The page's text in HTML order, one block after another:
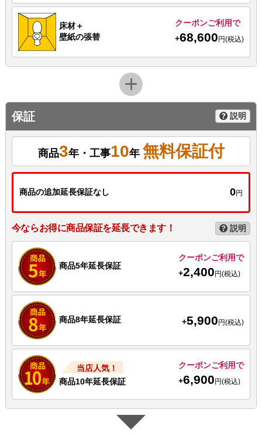
床材＋
壁紙の張替
クーポンご利用で
+68,600 円(税込)
保証 説明
商品3年・工事10年 無料保証付
商品の追加延長保証なし 0円
今ならお得に商品保証を延長できます！ 説明
商品5年延長保証
クーポンご利用で
+2,400 円(税込)
商品8年延長保証 +5,900円(税込)
当店人気！
商品10年延長保証
クーポンご利用で
+6,900 円(税込)